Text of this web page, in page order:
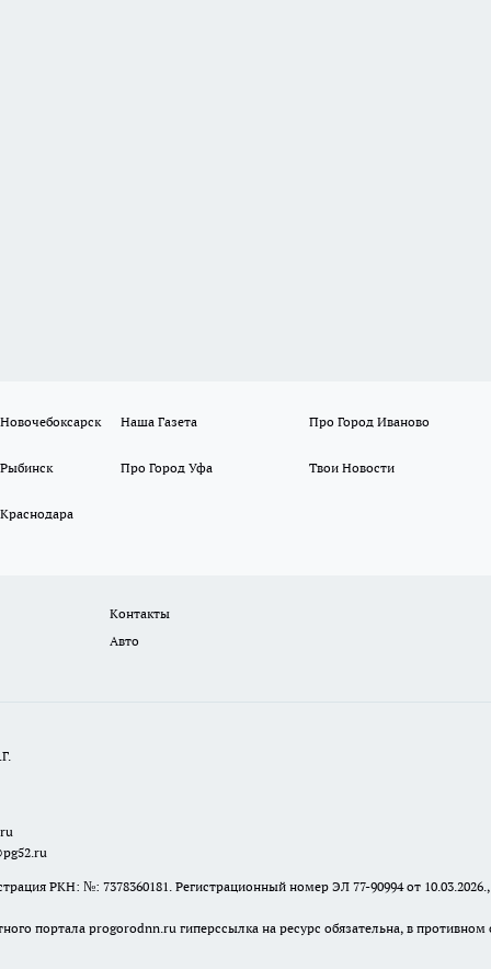
Наша Газета Про Город Иваново
Про Город Уфа Твои Новости
Контакты
Авто
РКН: №: 7378360181. Регистрационный номер ЭЛ 77-90994 от
портала progorodnn.ru гиперссылка на ресурс обязательна, в противном